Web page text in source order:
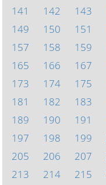
141
142 143
149
150 151
157
158 159
165
166 167
173
174 175
181
182 183
189
190 191
197
198 199
205
206 207
213
214 215